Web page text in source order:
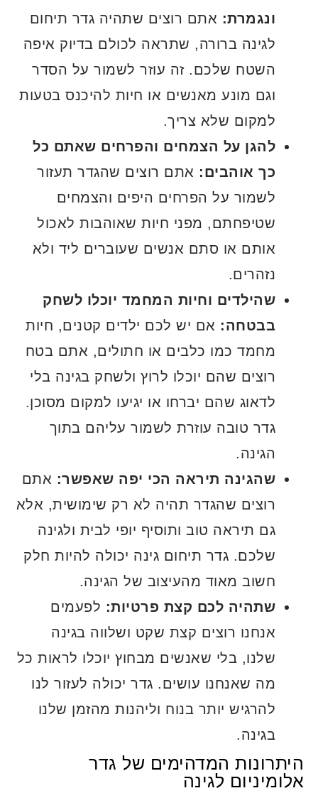
ונגמרת: אתם רוצים שתהיה גדר תיחום
לגינה ברורה, שתראה לכולם בדיוק איפה
השטח שלכם. זה עוזר לשמור על הסדר
וגם מונע מאנשים או חיות להיכנס בטעות
למקום שלא צריך.
להגן על הצמחים והפרחים שאתם כל
כך אוהבים: אתם רוצים שהגדר תעזור
לשמור על הפרחים היפים והצמחים
שטיפחתם, מפני חיות שאוהבות לאכול
אותם או סתם אנשים שעוברים ליד ולא
נזהרים.
שהילדים וחיות המחמד יוכלו לשחק
בבטחה: אם יש לכם ילדים קטנים, חיות
מחמד כמו כלבים או חתולים, אתם בטח
רוצים שהם יוכלו לרוץ ולשחק בגינה בלי
לדאוג שהם יברחו או יגיעו למקום מסוכן.
גדר טובה עוזרת לשמור עליהם בתוך
הגינה.
שהגינה תיראה הכי יפה שאפשר: אתם
רוצים שהגדר תהיה לא רק שימושית, אלא
גם תיראה טוב ותוסיף יופי לבית ולגינה
שלכם. גדר תיחום גינה יכולה להיות חלק
חשוב מאוד מהעיצוב של הגינה.
שתהיה לכם קצת פרטיות: לפעמים
אנחנו רוצים קצת שקט ושלווה בגינה
שלנו, בלי שאנשים מבחוץ יוכלו לראות כל
מה שאנחנו עושים. גדר יכולה לעזור לנו
להרגיש יותר בנוח וליהנות מהזמן שלנו
בגינה.
היתרונות המדהימים של גדר
אלומיניום לגינה